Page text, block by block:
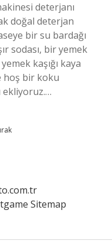
deterjanı
doğal deterjan
bir su bardağı
sodası, bir yemek
kaşığı kaya
hoş bir koku
ekliyoruz.…
Sitemap